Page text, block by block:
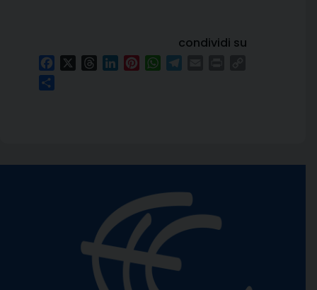
condividi su
FacebookThreadsLinkedInPinterestWhatsApp